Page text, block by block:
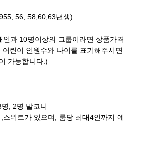
56, 58,60,63년생)
과 10명이상의 그룹이라면 상품가격
린이 인원수와 나이를 표기해주시면
가능합니다.)
, 2명 발코니
위트가 있으며, 룸당 최대4인까지 예